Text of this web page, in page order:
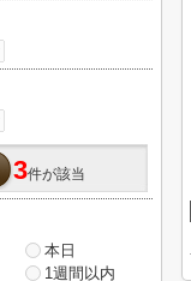
3件が該当
本日
1週間以内